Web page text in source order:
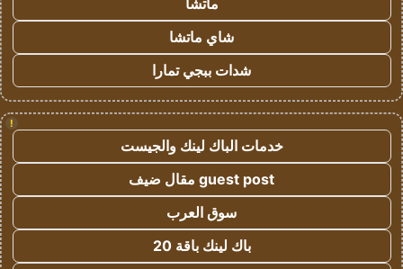
ماتشا
شاي ماتشا
شدات ببجي تمارا
!
خدمات الباك لينك والجيست
guest post مقال ضيف
سوق العرب
باك لينك باقة 20